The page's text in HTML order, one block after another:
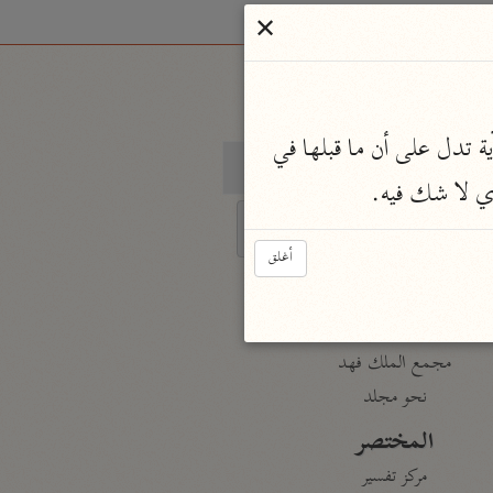
معاجم
مجمع الملك فهد
نحو مجلد
المختصر
مركز تفسير
✕
لا شك فيه.
أغلق